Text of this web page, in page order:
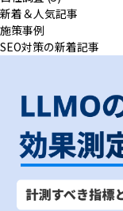
新着＆人気記事
施策事例
SEO対策の新着記事